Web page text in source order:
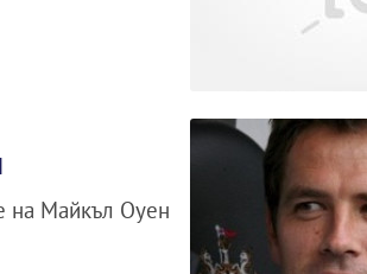
на Майкъл Оуен